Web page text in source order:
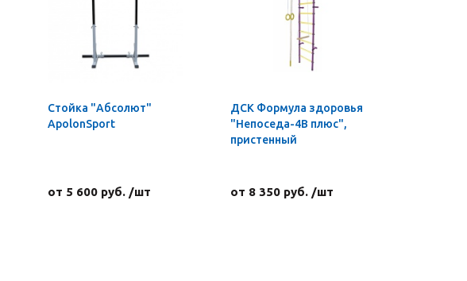
Стойка "Абсолют"
ApolonSport
от 5 600 руб. /шт
ДСК Формула здоровья
"Непоседа-4В плюс",
пристенный
от 8 350 руб. /шт